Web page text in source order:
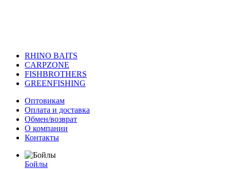
RHINO BAITS
CARPZONE
FISHBROTHERS
GREENFISHING
Оптовикам
Оплата и доставка
Обмен/возврат
О компании
Контакты
Бойлы